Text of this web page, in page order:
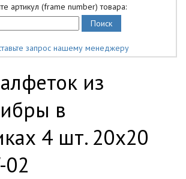
артикул (frame number) товара:
запрос нашему менеджеру
из
в
4 шт. 20х20
02